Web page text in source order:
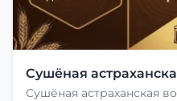
Сушёная
Сушёная астраханская